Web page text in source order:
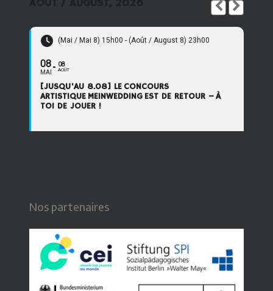
(Mai / Mai 8) 15h00 - (Août / August 8) 23h00
08
MAI
08
AOÛT
[JUSQU'AU 8.08] LE CONCOURS
ARTISTIQUE MEINWEDDING EST DE RETOUR – À
TOI DE JOUER !
Nos partenaires